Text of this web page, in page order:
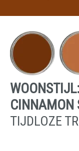
WOONSTIJL:
CINNAMON
TIJDLOZE